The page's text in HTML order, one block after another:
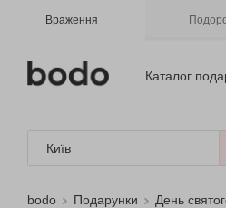
Враження
Каталог
Київ
bodo Подарунки День